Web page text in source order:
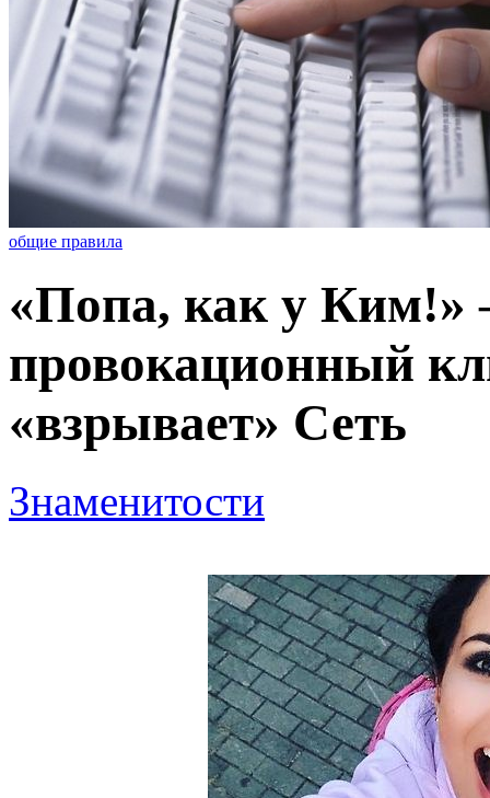
общие правила
«Попа, как у
провокационный
«взрывает» Сеть
Знаменитости